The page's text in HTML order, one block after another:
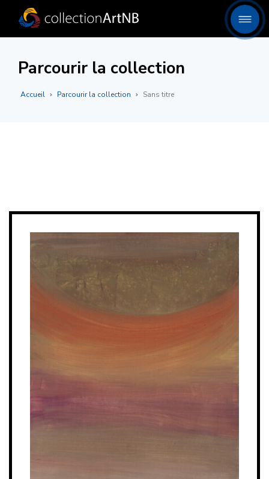
Parcourir la collection
Accueil Parcourir la collection Sans titre